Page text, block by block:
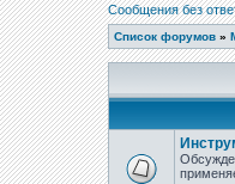
Сообщения без
Список форумов »